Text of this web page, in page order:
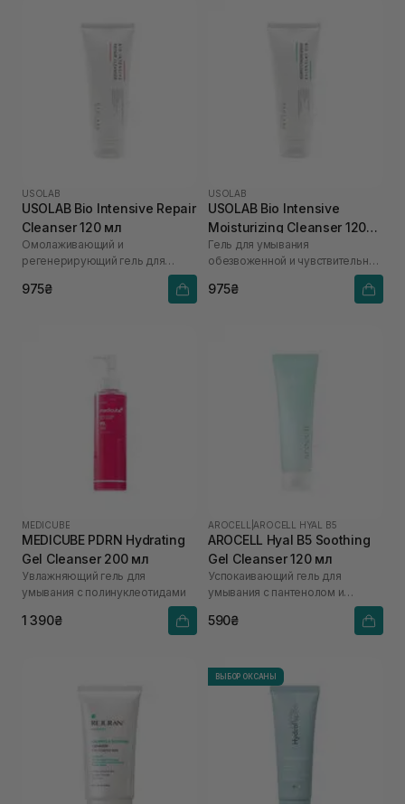
USOLAB
USOLAB Bio Intensive Repair
Cleanser 120 мл
Омолаживающий и
регенерирующий гель для
975₴
USOLAB
USOLAB Bio Intensive
Moisturizing Cleanser 120
мл
Гель для умывания
обезвоженной и чувствительной
975₴
MEDICUBE
MEDICUBE PDRN Hydrating
Gel Cleanser 200 мл
Увлажняющий гель для
умывания с полинуклеотидами
1 390₴
AROCELL AROCELL HYAL B5
AROCELL Hyal B5 Soothing
Gel Cleanser 120 мл
Успокаивающий гель для
умывания с пантенолом и
590₴
ВЫБОР ОКСАНЫ